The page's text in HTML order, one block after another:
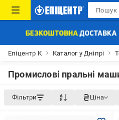
Епіцентр К Каталог у Дніпрі
Промислові пральні
Фільтри Ціна